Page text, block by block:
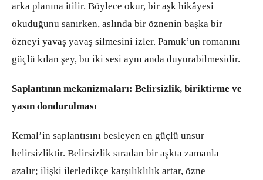
arka planına itilir. Böylece okur, bir aşk hikâyesi
okuduğunu sanırken, aslında bir öznenin başka bir
özneyi yavaş yavaş silmesini izler. Pamuk’un romanını
güçlü kılan şey, bu iki sesi aynı anda duyurabilmesidir.
Saplantının mekanizmaları: Belirsizlik, biriktirme ve
yasın dondurulması
Kemal’in saplantısını besleyen en güçlü unsur
belirsizliktir. Belirsizlik sıradan bir aşkta zamanla
azalır; ilişki ilerledikçe karşılıklılık artar, özne